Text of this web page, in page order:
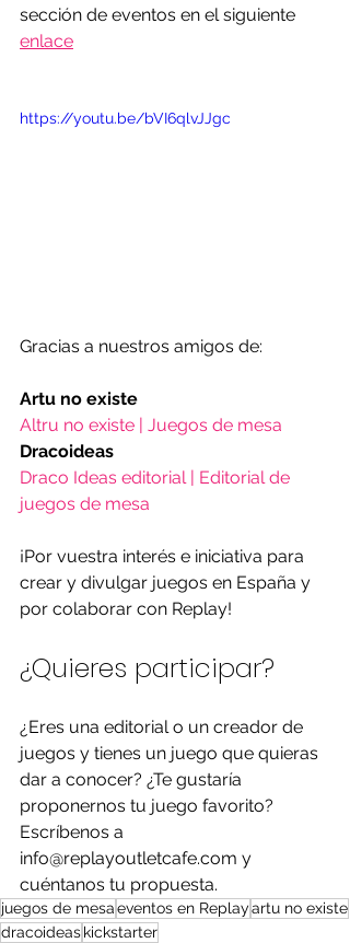
sección de eventos en el siguiente
enlace
https://youtu.be/bVI6qlvJJgc
Gracias a nuestros amigos de:
Artu no existe
Altru no existe | Juegos de mesa
Dracoideas
Draco Ideas editorial | Editorial de
juegos de mesa
¡Por vuestra interés e iniciativa para
crear y divulgar juegos en España y
por colaborar con Replay!
¿Quieres participar?
¿Eres una editorial o un creador de
juegos y tienes un juego que quieras
dar a conocer? ¿Te gustaría
proponernos tu juego favorito?
Escríbenos a
info@replayoutletcafe.com y
cuéntanos tu propuesta.
juegos de mesaeventos en Replayartu no existe
dracoideaskickstarter